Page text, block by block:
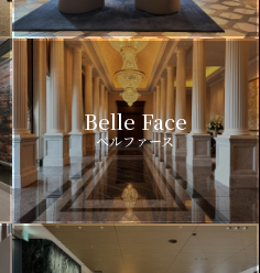
Belle Face
ベルファース